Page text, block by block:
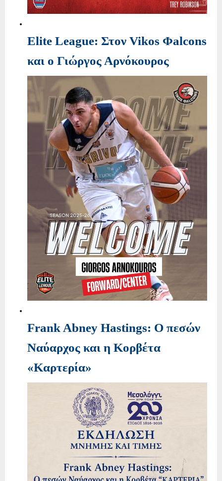
Elite League: Στον Vikos Φalcons
και ο Γιώργος Αρνόκουρος
Frank Abney Hastings: Ο πεσών
Ναύαρχος και η Κορβέτα
«Καρτερία»